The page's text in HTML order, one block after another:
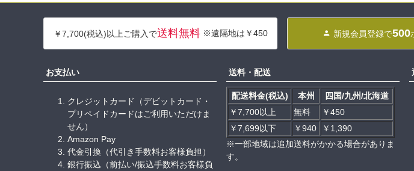
￥7,700(税込)以上ご購入で送料無料※遠隔地は￥450 新規会員登録で500
お支払い
クレジットカード（デビットカード・
プリペイドカードはご利用いただけま
せん）
Amazon Pay
代金引換（代引き手数料お客様負担）
銀行振込（前払い/振込手数料お客様負
送料・配送
配送料金(税込) 本州
四国/九州/北海道
￥7,700以上
無料
￥450
￥7,699以下
￥940
￥1,390
※一部地域は追加送料がかかる場合がありま
す。